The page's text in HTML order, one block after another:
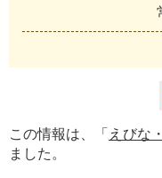
この情報は、「 えびな
ました。